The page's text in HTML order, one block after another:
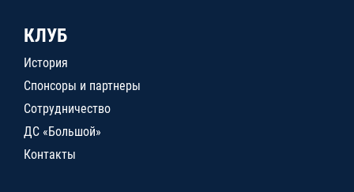
КЛУБ
История
Спонсоры и партнеры
Сотрудничество
ДС «Большой»
Контакты